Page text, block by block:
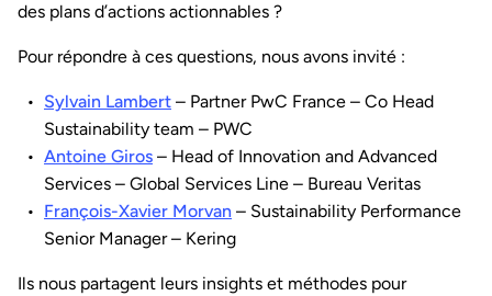
des plans d’actions actionnables ?
Pour répondre à ces questions, nous avons invité :
Sylvain Lambert – Partner PwC France – Co Head
Sustainability team – PWC
Antoine Giros – Head of Innovation and Advanced
Services – Global Services Line – Bureau Veritas
François-Xavier Morvan – Sustainability Performance
Senior Manager – Kering
Ils nous partagent leurs insights et méthodes pour